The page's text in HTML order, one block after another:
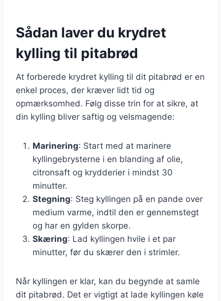
Sådan laver du krydret
kylling til pitabrød
At forberede krydret kylling til dit pitabrød er en
enkel proces, der kræver lidt tid og
opmærksomhed. Følg disse trin for at sikre, at
din kylling bliver saftig og velsmagende:
Marinering: Start med at marinere
kyllingebrysterne i en blanding af olie,
citronsaft og krydderier i mindst 30
minutter.
Stegning: Steg kyllingen på en pande over
medium varme, indtil den er gennemstegt
og har en gylden skorpe.
Skæring: Lad kyllingen hvile i et par
minutter, før du skærer den i strimler.
Når kyllingen er klar, kan du begynde at samle
dit pitabrød. Det er vigtigt at lade kyllingen køle